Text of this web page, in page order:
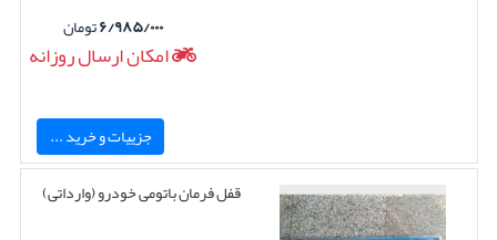
۶/۹۸۵/۰۰۰تومان
امکان ارسال روزانه
جزییات و خرید ...
قفل فرمان باتومی خودرو (وارداتی)